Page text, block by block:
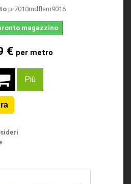
pr7010mdflam9016
magazzino
€ per metro
Più